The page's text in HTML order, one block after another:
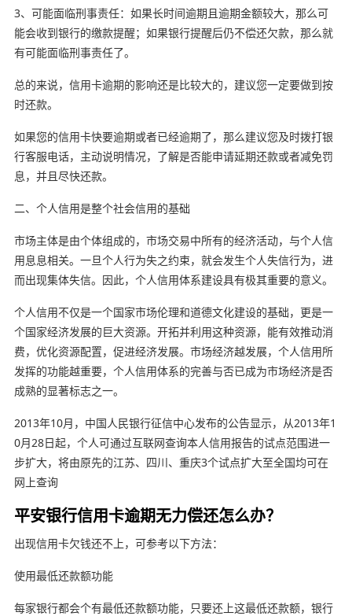
3、可能面临刑事责任：如果长时间逾期且逾期金额较大，那么可
能会收到银行的缴款提醒；如果银行提醒后仍不偿还欠款，那么就
有可能面临刑事责任了。
总的来说，信用卡逾期的影响还是比较大的，建议您一定要做到按
时还款。
如果您的信用卡快要逾期或者已经逾期了，那么建议您及时拨打银
行客服电话，主动说明情况，了解是否能申请延期还款或者减免罚
息，并且尽快还款。
二、个人信用是整个社会信用的基础
市场主体是由个体组成的，市场交易中所有的经济活动，与个人信
用息息相关。一旦个人行为失之约束，就会发生个人失信行为，进
而出现集体失信。因此，个人信用体系建设具有极其重要的意义。
个人信用不仅是一个国家市场伦理和道德文化建设的基础，更是一
个国家经济发展的巨大资源。开拓并利用这种资源，能有效推动消
费，优化资源配置，促进经济发展。市场经济越发展，个人信用所
发挥的功能越重要，个人信用体系的完善与否已成为市场经济是否
成熟的显著标志之一。
2013年10月，中国人民银行征信中心发布的公告显示，从2013年1
0月28日起，个人可通过互联网查询本人信用报告的试点范围进一
步扩大，将由原先的江苏、四川、重庆3个试点扩大至全国均可在
网上查询
平安银行信用卡逾期无力偿还怎么办？
出现信用卡欠钱还不上，可参考以下方法：
使用最低还款额功能
每家银行都会个有最低还款额功能，只要还上这最低还款额，银行